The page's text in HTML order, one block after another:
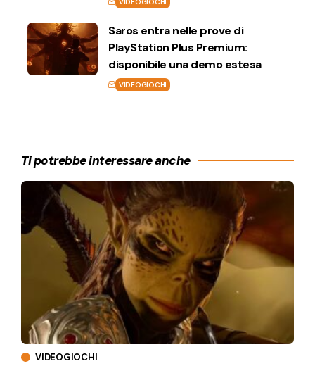
Saros entra nelle prove di
PlayStation Plus Premium:
disponibile una demo estesa
VIDEOGIOCHI
Ti potrebbe interessare anche
VIDEOGIOCHI